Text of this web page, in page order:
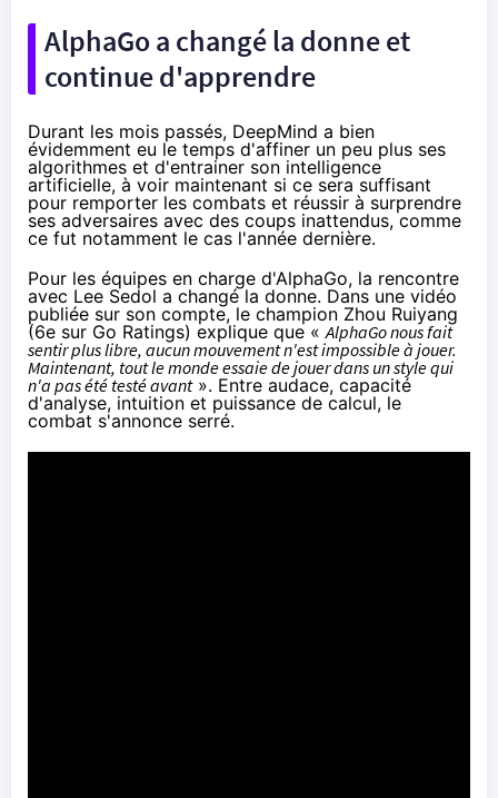
AlphaGo a changé la donne et
continue d'apprendre
Durant les mois passés, DeepMind a bien
évidemment eu le temps d'affiner un peu plus ses
algorithmes et d'entrainer son intelligence
artificielle, à voir maintenant si ce sera suffisant
pour remporter les combats et réussir à surprendre
ses adversaires avec des coups inattendus, comme
ce fut notamment le cas l'année dernière.
Pour les équipes en charge d'AlphaGo, la rencontre
avec Lee Sedol a changé la donne. Dans une vidéo
publiée sur son compte, le champion Zhou Ruiyang
(6e sur Go Ratings) explique que «AlphaGo nous fait
sentir plus libre, aucun mouvement n'est impossible à jouer.
Maintenant, tout le monde essaie de jouer dans un style qui
n'a pas été testé avant». Entre audace, capacité
d'analyse, intuition et puissance de calcul, le
combat s'annonce serré.